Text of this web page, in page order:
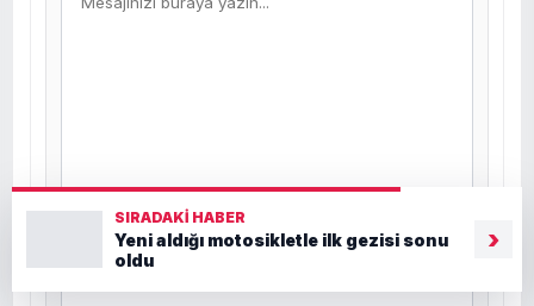
SIRADAKI HABER
Yeni aldığı motosikletle ilk gezisi sonu
oldu
›